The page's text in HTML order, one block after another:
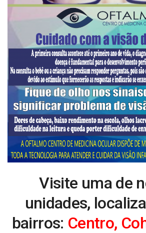
Visite uma de
unidades,
bairros: Centro,